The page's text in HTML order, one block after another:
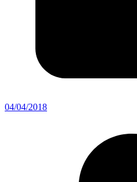
04/04/2018